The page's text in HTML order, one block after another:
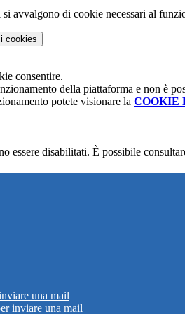
avvalgono di cookie necessari al
i cookies
consentire.
della piattaforma e non è
potete visionare la COOKIE
essere disabilitati. È possibile
una mail
inviare una mail